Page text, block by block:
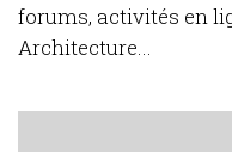
forums, activités en
Architecture...